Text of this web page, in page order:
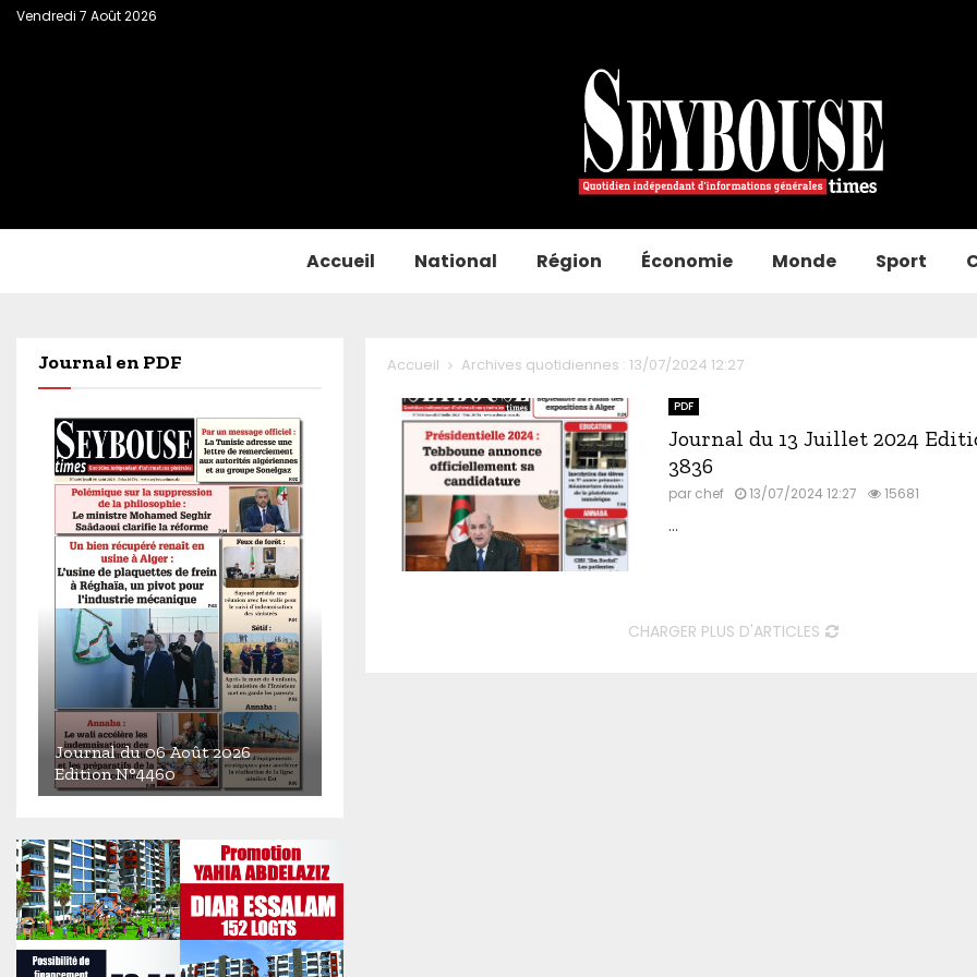
Vendredi 7 Août 2026
Accueil National Région Économie Monde Sport
Accueil Archives quotidiennes : 13/07/2024 12:27
PDF
Journal du 13 Juillet 2024
3836
par chef 13/07/2024 12:27 15681
...
CHARGER PLUS D'ARTICLES
Journal en PDF
u
r
n
a
l
d
Journal du 06 Août 2026
Edition N°4460